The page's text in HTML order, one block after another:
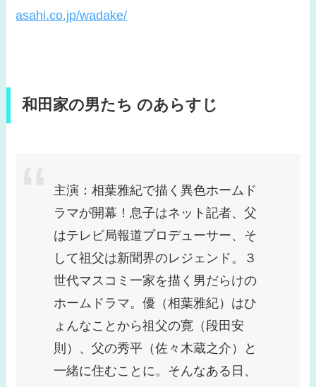
asahi.co.jp/wadake/
和田家の男たち のあらすじ
主演：相葉雅紀で描く異色ホームド
ラマが開幕！息子はネット記者、父
はテレビ局報道プロデューサー、そ
して祖父は新聞界のレジェンド。３
世代マスコミ一家を描く男だらけの
ホームドラマ。優（相葉雅紀）はひ
ょんなことから祖父の寛（段田安
則）、父の秀平（佐々木蔵之介）と
一緒に住むことに。そんなある日、